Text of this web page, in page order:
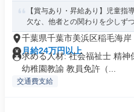
【賞与あり・昇給あり】児童
欠な、他者との関わりを少しず
千葉県千葉市美浜区稲毛海岸
月給24万円以上
求める人材: 社会福祉士 精
幼稚園教諭 教員免許（...
交通費支給